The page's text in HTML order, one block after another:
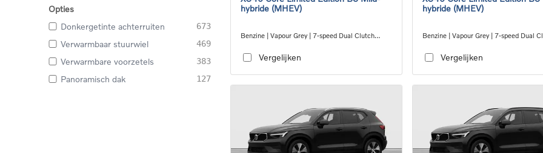
Opties
Donkergetinte achterruiten
673
Verwarmbaar stuurwiel 469
Verwarmbare voorzetels 383
Panoramisch dak 127
hybride (MHEV)
Benzine | Vapour Grey | 7-speed Dual Clutch
Vergelijken
hybride (MHEV)
Benzine | Vapour Grey | 7-speed Dual
Vergelijken